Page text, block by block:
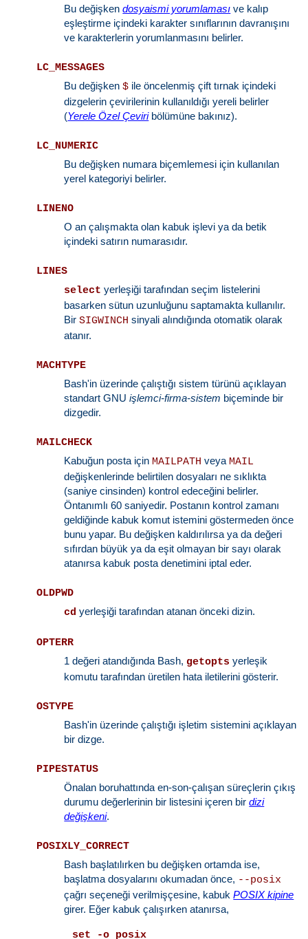
Bu değişkendosyaismi yorumlaması ve kalıp
eşleştirme içindeki karakter sınıflarının davranışını
ve karakterlerin yorumlanmasını belirler.
LC_MESSAGES
Bu değişken$ ile öncelenmiş çift tırnak içindeki
dizgelerin çevirilerinin kullanıldığı yereli belirler
(Yerele Özel Çeviribölümüne bakınız).
LC_NUMERIC
Bu değişken numara biçemlemesi için kullanılan
yerel kategoriyi belirler.
LINENO
O an çalışmakta olan kabuk işlevi ya da betik
içindeki satırın numarasıdır.
LINES
select yerleşiği tarafından seçim listelerini
basarken sütun uzunluğunu saptamakta kullanılır.
BirSIGWINCH sinyali alındığında otomatik olarak
atanır.
MACHTYPE
Bash'in üzerinde çalıştığı sistem türünü açıklayan
standart GNUişlemci-firma-sistem biçeminde bir
dizgedir.
MAILCHECK
Kabuğun posta için MAILPATH veya MAIL
değişkenlerinde belirtilen dosyaları ne sıklıkta
(saniye cinsinden) kontrol edeceğini belirler.
Öntanımlı 60 saniyedir. Postanın kontrol zamanı
geldiğinde kabuk komut istemini göstermeden önce
bunu yapar. Bu değişken kaldırılırsa ya da değeri
sıfırdan büyük ya da eşit olmayan bir sayı olarak
atanırsa kabuk posta denetimini iptal eder.
OLDPWD
cd yerleşiği tarafından atanan önceki dizin.
OPTERR
1 değeri atandığında Bash, getopts yerleşik
komutu tarafından üretilen hata iletilerini gösterir.
OSTYPE
Bash'in üzerinde çalıştığı işletim sistemini açıklayan
bir dizge.
PIPESTATUS
Önalan boruhattında en-son-çalışan süreçlerin çıkış
durumu değerlerinin bir listesini içeren birdizi
değişkeni.
POSIXLY_CORRECT
Bash başlatılırken bu değişken ortamda ise,
başlatma dosyalarını okumadan önce, --posix
çağrı seçeneği verilmişçesine, kabukPOSIX kipine
girer. Eğer kabuk çalışırken atanırsa,
set -o posix